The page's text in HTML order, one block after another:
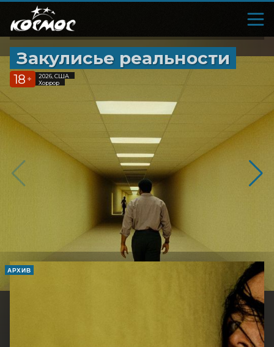
Закулисье реальности
18 +
2026, США
Хоррор
АРХИВ